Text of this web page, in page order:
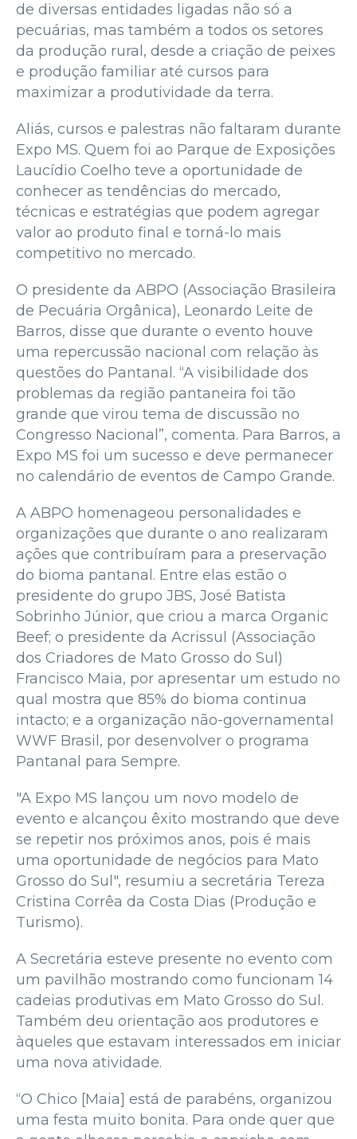
de diversas entidades ligadas não só a
pecuárias, mas também a todos os setores
da produção rural, desde a criação de peixes
e produção familiar até cursos para
maximizar a produtividade da terra.
Aliás, cursos e palestras não faltaram durante
Expo MS. Quem foi ao Parque de Exposições
Laucídio Coelho teve a oportunidade de
conhecer as tendências do mercado,
técnicas e estratégias que podem agregar
valor ao produto final e torná-lo mais
competitivo no mercado.
O presidente da ABPO (Associação Brasileira
de Pecuária Orgânica), Leonardo Leite de
Barros, disse que durante o evento houve
uma repercussão nacional com relação às
questões do Pantanal. “A visibilidade dos
problemas da região pantaneira foi tão
grande que virou tema de discussão no
Congresso Nacional”, comenta. Para Barros, a
Expo MS foi um sucesso e deve permanecer
no calendário de eventos de Campo Grande.
A ABPO homenageou personalidades e
organizações que durante o ano realizaram
ações que contribuíram para a preservação
do bioma pantanal. Entre elas estão o
presidente do grupo JBS, José Batista
Sobrinho Júnior, que criou a marca Organic
Beef; o presidente da Acrissul (Associação
dos Criadores de Mato Grosso do Sul)
Francisco Maia, por apresentar um estudo no
qual mostra que 85% do bioma continua
intacto; e a organização não-governamental
WWF Brasil, por desenvolver o programa
Pantanal para Sempre.
"A Expo MS lançou um novo modelo de
evento e alcançou êxito mostrando que deve
se repetir nos próximos anos, pois é mais
uma oportunidade de negócios para Mato
Grosso do Sul", resumiu a secretária Tereza
Cristina Corrêa da Costa Dias (Produção e
Turismo).
A Secretária esteve presente no evento com
um pavilhão mostrando como funcionam 14
cadeias produtivas em Mato Grosso do Sul.
Também deu orientação aos produtores e
àqueles que estavam interessados em iniciar
uma nova atividade.
“O Chico [Maia] está de parabéns, organizou
uma festa muito bonita. Para onde quer que